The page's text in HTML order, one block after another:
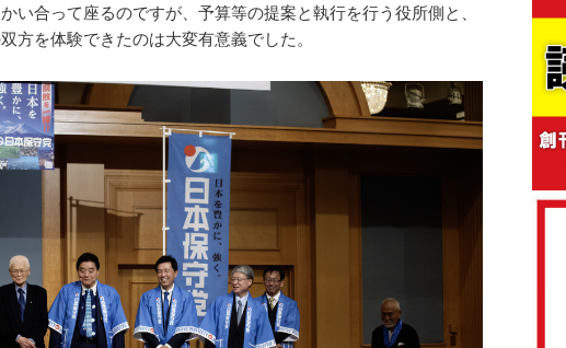
い合って座るのですが、予算等の提案と執行を行う役所側と、
方を体験できたのは大変有意義でした。